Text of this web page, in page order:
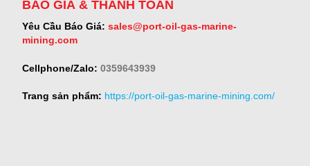
BÁO GIÁ & THANH TOÁN
Yêu Cầu Báo Giá: sales@port-oil-gas-marine-
mining.com
Cellphone/Zalo: 0359643939
Trang sản phẩm: https://port-oil-gas-marine-mining.com/